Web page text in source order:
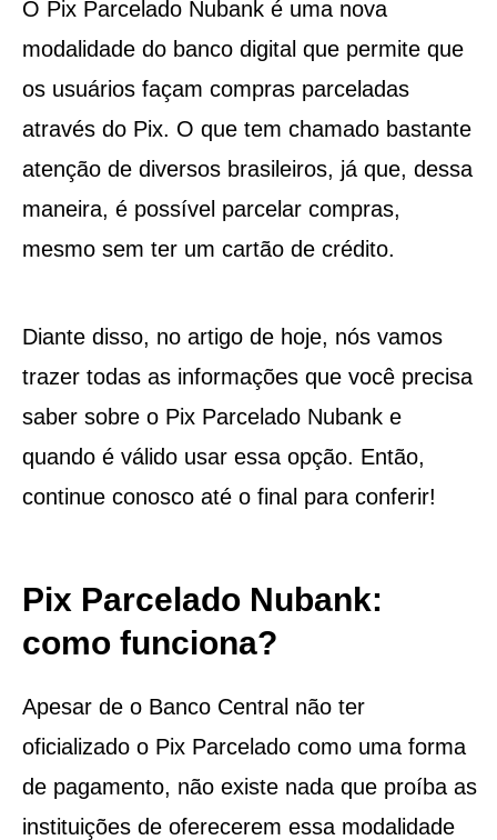
O Pix Parcelado Nubank é uma nova
modalidade do banco digital que permite que
os usuários façam compras parceladas
através do Pix. O que tem chamado bastante
atenção de diversos brasileiros, já que, dessa
maneira, é possível parcelar compras,
mesmo sem ter um cartão de crédito.
Diante disso, no artigo de hoje, nós vamos
trazer todas as informações que você precisa
saber sobre o Pix Parcelado Nubank e
quando é válido usar essa opção. Então,
continue conosco até o final para conferir!
Pix Parcelado Nubank:
como funciona?
Apesar de o Banco Central não ter
oficializado o Pix Parcelado como uma forma
de pagamento, não existe nada que proíba as
instituições de oferecerem essa modalidade